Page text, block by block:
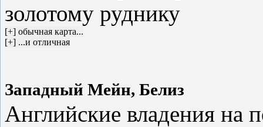
золотому руднику
Западный Мейн, Белиз
Английские владения на